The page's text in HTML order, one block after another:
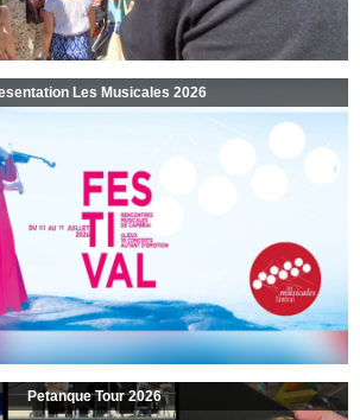
Les Musicales 2026
Petanque Tour 2026